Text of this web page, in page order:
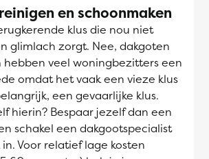
en schoonmaken
klus die nou niet
glimlach zorgt. Nee, dakgoten
hebben veel woningbezitters een
omdat het vaak een vieze klus
een gevaarlijke klus.
hierin? Bespaar jezelf dan een
schakel een dakgootspecialist
Voor relatief lage kosten